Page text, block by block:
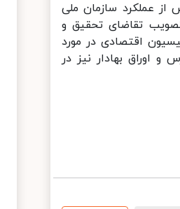
عملکرد سازمان ملی
تقاضای تحقیق و
اقتصادی در مورد
بهادار نیز در